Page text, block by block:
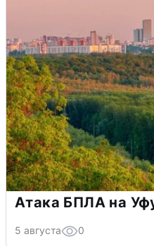
Атака БПЛА на
5 августа 0